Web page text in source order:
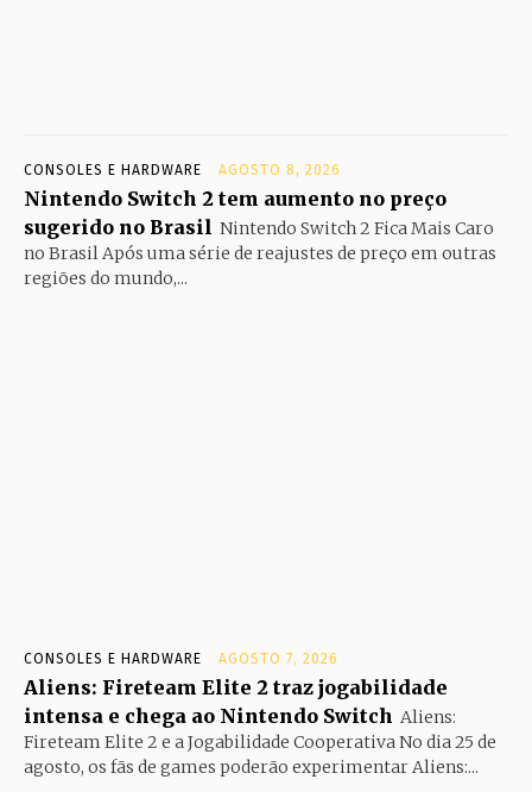
CONSOLES E HARDWARE AGOSTO 8, 2026
Nintendo Switch 2 tem aumento no preço
sugerido no Brasil Nintendo Switch 2 Fica Mais Caro
no Brasil Após uma série de reajustes de preço em outras
regiões do mundo,...
CONSOLES E HARDWARE AGOSTO 7, 2026
Aliens: Fireteam Elite 2 traz jogabilidade
intensa e chega ao Nintendo Switch Aliens:
Fireteam Elite 2 e a Jogabilidade Cooperativa No dia 25 de
agosto, os fãs de games poderão experimentar Aliens:...